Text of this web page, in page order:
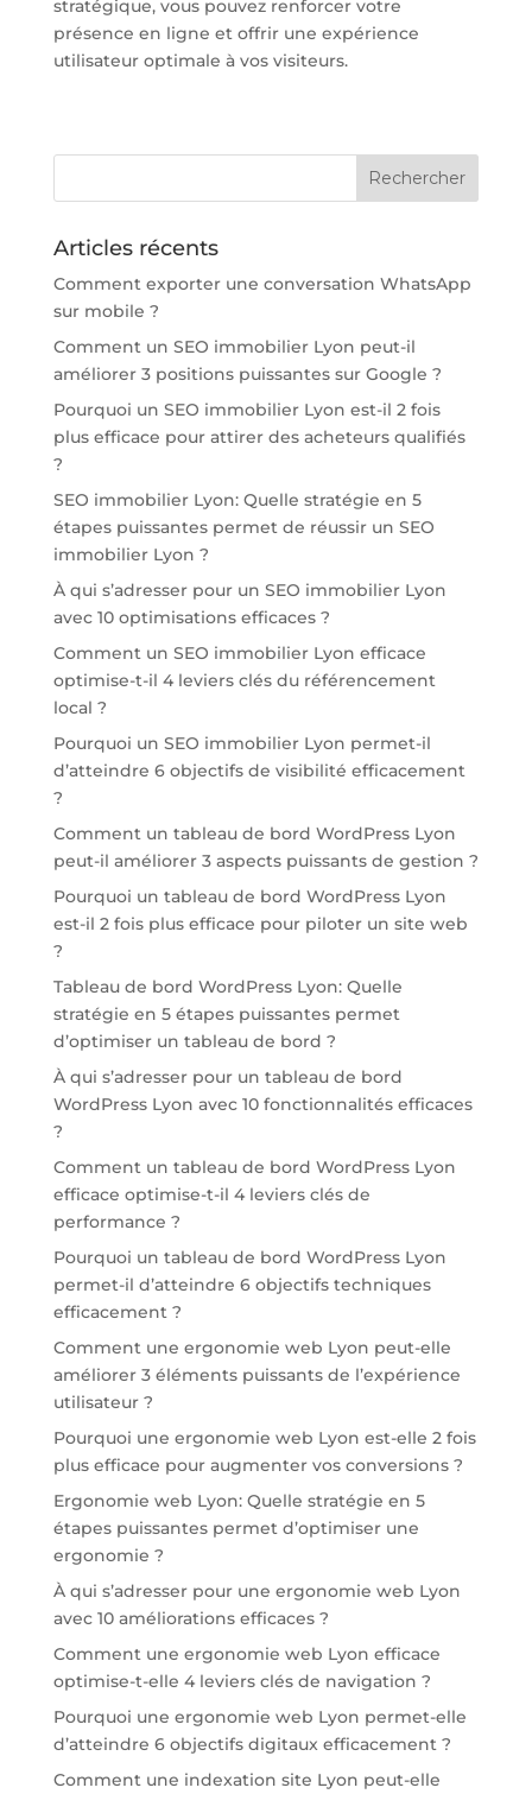
stratégique, vous pouvez renforcer votre
présence en ligne et offrir une expérience
utilisateur optimale à vos visiteurs.
Articles récents
Comment exporter une conversation WhatsApp
sur mobile ?
Comment un SEO immobilier Lyon peut-il
améliorer 3 positions puissantes sur Google ?
Pourquoi un SEO immobilier Lyon est-il 2 fois
plus efficace pour attirer des acheteurs qualifiés
?
SEO immobilier Lyon: Quelle stratégie en 5
étapes puissantes permet de réussir un SEO
immobilier Lyon ?
À qui s’adresser pour un SEO immobilier Lyon
avec 10 optimisations efficaces ?
Comment un SEO immobilier Lyon efficace
optimise-t-il 4 leviers clés du référencement
local ?
Pourquoi un SEO immobilier Lyon permet-il
d’atteindre 6 objectifs de visibilité efficacement
?
Comment un tableau de bord WordPress Lyon
peut-il améliorer 3 aspects puissants de gestion ?
Pourquoi un tableau de bord WordPress Lyon
est-il 2 fois plus efficace pour piloter un site web
?
Tableau de bord WordPress Lyon: Quelle
stratégie en 5 étapes puissantes permet
d’optimiser un tableau de bord ?
À qui s’adresser pour un tableau de bord
WordPress Lyon avec 10 fonctionnalités efficaces
?
Comment un tableau de bord WordPress Lyon
efficace optimise-t-il 4 leviers clés de
performance ?
Pourquoi un tableau de bord WordPress Lyon
permet-il d’atteindre 6 objectifs techniques
efficacement ?
Comment une ergonomie web Lyon peut-elle
améliorer 3 éléments puissants de l’expérience
utilisateur ?
Pourquoi une ergonomie web Lyon est-elle 2 fois
plus efficace pour augmenter vos conversions ?
Ergonomie web Lyon: Quelle stratégie en 5
étapes puissantes permet d’optimiser une
ergonomie ?
À qui s’adresser pour une ergonomie web Lyon
avec 10 améliorations efficaces ?
Comment une ergonomie web Lyon efficace
optimise-t-elle 4 leviers clés de navigation ?
Pourquoi une ergonomie web Lyon permet-elle
d’atteindre 6 objectifs digitaux efficacement ?
Comment une indexation site Lyon peut-elle